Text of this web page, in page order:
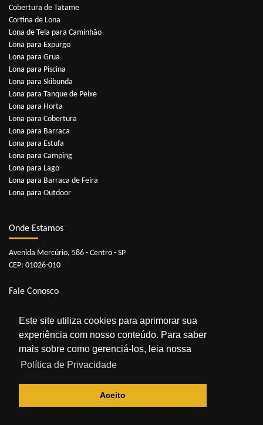
Este site utiliza cookies para aprimorar sua
experiência com nosso conteúdo. Para saber
mais sobre como gerenciá-los, leia nossa
Política de Privacidade
Aceito
Cobertura de Tatame
Cortina de Lona
Lona de Tela para Caminhão
Lona para Expurgo
Lona para Grua
Lona para Piscina
Lona para Skibunda
Lona para Tanque de Peixe
Lona para Horta
Lona para Cobertura
Lona para Barraca
Lona para Estufa
Lona para Camping
Lona para Lago
Lona para Barraca de Feira
Lona para Outdoor
Onde Estamos
Avenida Mercúrio, 586 - Centro - SP
CEP: 01026-010
Fale Conosco
Telefones: 11 3229-3341
11 3229-3352
E-mail: contato@lonasonline.com.br
© 2026 Lonas Online. Todos os direitos reservados.